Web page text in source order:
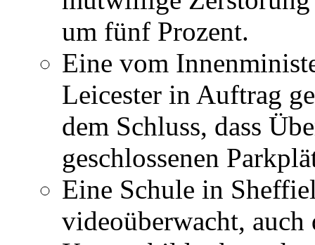
um fünf Prozent.
Eine vom
Leicester in Auftrag
dem Schluss, dass
geschlossenen
Eine Schule in
videoüberwacht,